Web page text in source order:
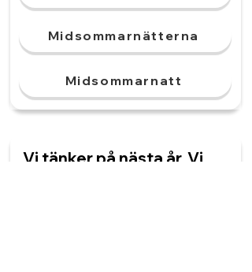
Midsommarnätterna
Midsommarnatt
Vi tänker på nästa år. Vi